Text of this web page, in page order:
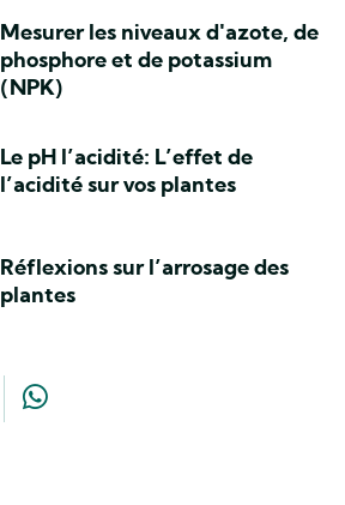
Mesurer les niveaux d'azote, de
phosphore et de potassium
(NPK)
Le pH l’acidité: L’effet de
l’acidité sur vos plantes
Réflexions sur l’arrosage des
plantes